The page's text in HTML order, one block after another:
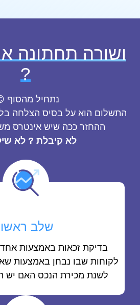
ושורה תחתונה
?
נתחיל מהסוף😊
התשלום הוא על בסיס הצלחה
ההחזר ככה שיש אינטרס
לא קיבלת ? לא
שלב ראשון
בדיקת זכאות באמצעות אחד
לקוחות שבו נבחן באמצעות
לשנת מכירת הנכס האם יש